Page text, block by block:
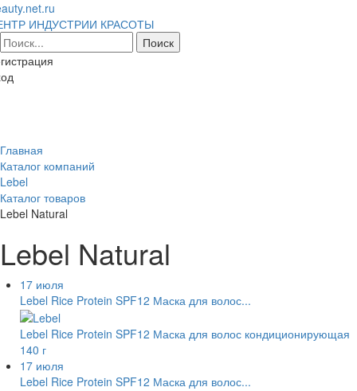
ИНДУСТРИИ КРАСОТЫ
Главная
Каталог компаний
Lebel
Каталог товаров
Lebel Natural
Lebel Natural
17 июля
Lebel Rice Protein SPF12 Маска для волос...
Lebel Rice Protein SPF12 Маска для волос кондиционирующая
140 г
17 июля
Lebel Rice Protein SPF12 Маска для волос...